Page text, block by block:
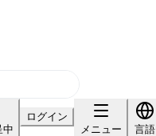
中
ログイン
メニュー
言語